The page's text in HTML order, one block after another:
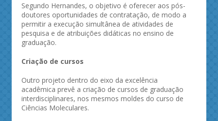
Segundo Hernandes, o objetivo é oferecer aos pós-
doutores oportunidades de contratação, de modo a
permitir a execução simultânea de atividades de
pesquisa e de atribuições didáticas no ensino de
graduação.
Criação de cursos
Outro projeto dentro do eixo da excelência
acadêmica prevê a criação de cursos de graduação
interdisciplinares, nos mesmos moldes do curso de
Ciências Moleculares.